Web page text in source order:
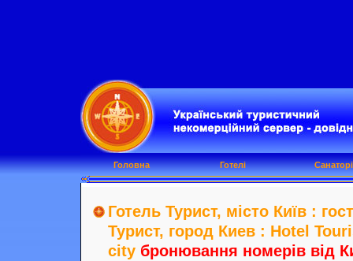
Готель Турист, місто Київ :
Турист, город Киев : Hotel
city бронювання номерів від
Головна Готелі